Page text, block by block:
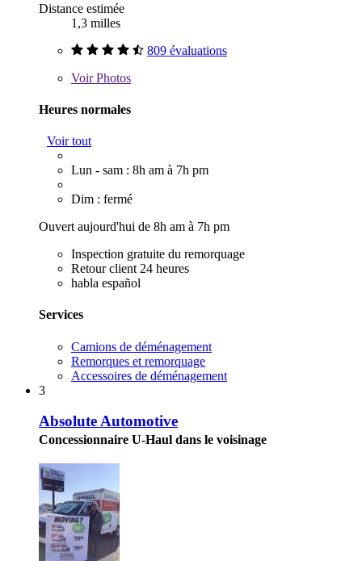
Distance estimée
1,3 milles
809 évaluations
VoirPhotos
Heures normales
Voir tout
Lun - sam : 8h am à 7h pm
Dim : fermé
Ouvert aujourd'hui de 8h am à 7h pm
Inspection gratuite du remorquage
Retour client 24 heures
habla español
Services
Camions de déménagement
Remorques et remorquage
Accessoires de déménagement
3
Absolute Automotive
Concessionnaire U-Haul dans le voisinage